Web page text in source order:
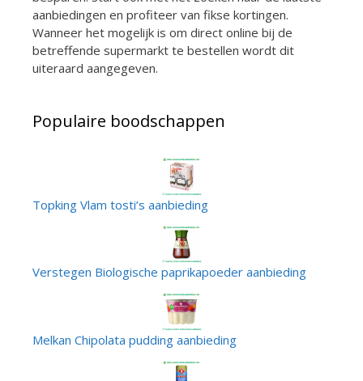
aanbiedingen en profiteer van fikse kortingen.
Wanneer het mogelijk is om direct online bij de
betreffende supermarkt te bestellen wordt dit
uiteraard aangegeven.
Populaire boodschappen
Topking Vlam tosti’s aanbieding
Verstegen Biologische paprikapoeder aanbieding
Melkan Chipolata pudding aanbieding